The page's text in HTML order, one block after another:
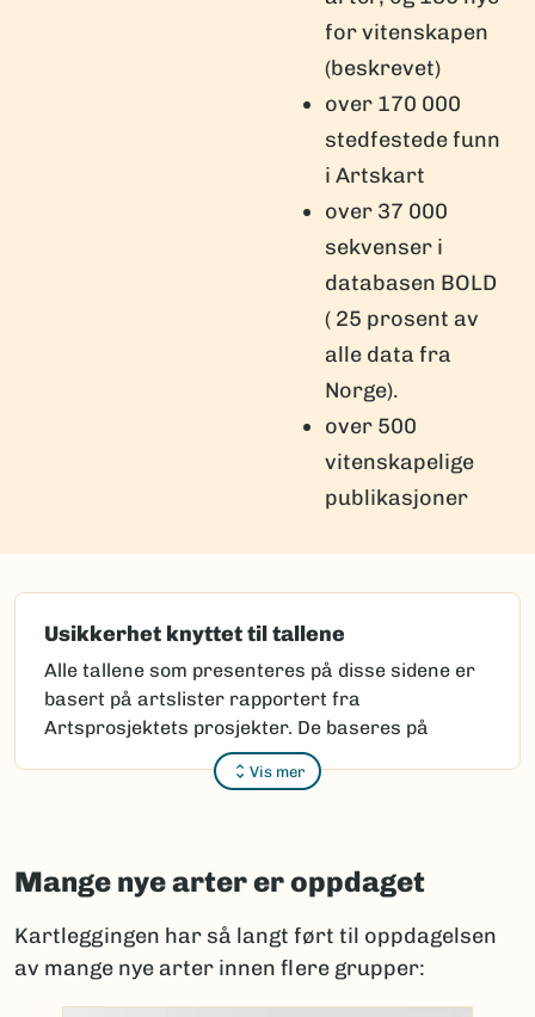
for vitenskapen
(beskrevet)
over 170 000
stedfestede funn
i Artskart
over 37 000
sekvenser i
databasen BOLD
( 25 prosent av
alle data fra
Norge).
over 500
vitenskapelige
publikasjoner
Usikkerhet knyttet til tallene
Vis mer
Alle tallene som presenteres på disse sidene er
basert på artslister rapportert fra
Artsprosjektets prosjekter. De baseres på
kunnskapen som var tilgjengelige da rapportene
kan være utfordrende, fordi det først må
Noen beskrivelser finnes i gamle eller lite
tilgjengelige publikasjoner. Individer som ved
første øyekast ser like ut, kan ha store
Mange nye arter er oppdaget
Kartleggingen har så langt ført til oppdagelsen
av mange nye arter innen flere grupper: